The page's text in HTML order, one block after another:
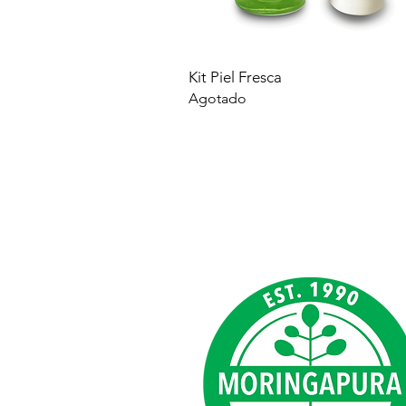
Vista rápida
Kit Piel Fresca
Agotado